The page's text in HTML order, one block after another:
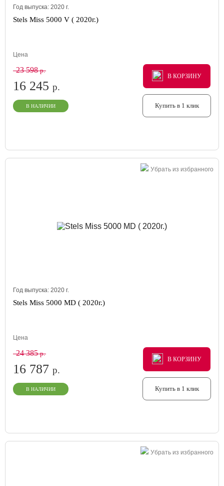
Год выпуска: 2020 г.
Stels Miss 5000 V ( 2020г.)
Цена
23 598р.
16 245 р.
В НАЛИЧИИ
В КОРЗИНУ
В КОРЗИНУ
В КОРЗИНУ
Купить в 1 клик
Убрать из избранного
Год выпуска: 2020 г.
Stels Miss 5000 MD ( 2020г.)
Цена
24 385р.
16 787 р.
В НАЛИЧИИ
В КОРЗИНУ
В КОРЗИНУ
В КОРЗИНУ
Купить в 1 клик
Убрать из избранного